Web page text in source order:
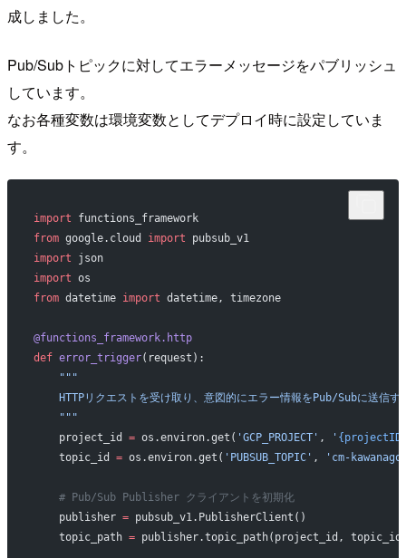
成しました。
Pub/Subトピックに対してエラーメッセージをパブリッシュ
しています。
なお各種変数は環境変数としてデプロイ時に設定していま
す。
import functions_framework
from google.cloud import pubsub_v1
import json
import os
from datetime import datetime, timezone
@functions_framework.http
def error_trigger(request):
    """
HTTPリクエストを受け取り、意図的にエラー情報をPub/Subに送信す
    """
    project_id
= os.environ.get( 'GCP_PROJECT' , '
    topic_id
= os.environ.get( 'PUBSUB_TOPIC' , 'cm-
    # Pub/Sub Publisher クライアントを初期化
    publisher
= pubsub_v1.PublisherClient()
    topic_path
= publisher.topic_path(project_id,